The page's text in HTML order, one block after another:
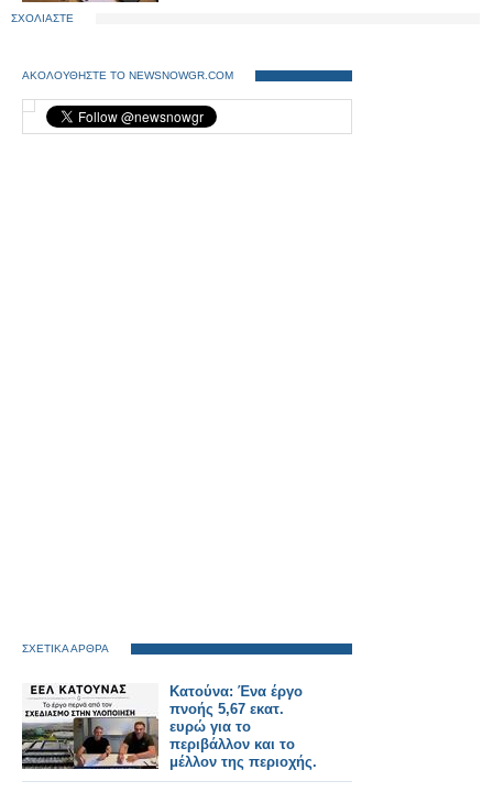
ΣΧΟΛΙΑΣΤΕ
ΑΚΟΛΟΥΘΗΣΤΕ ΤΟ NEWSNOWGR.COM
ΣΧΕΤΙΚΑ ΑΡΘΡΑ
Κατούνα: Ένα έργο
πνοής 5,67 εκατ.
ευρώ για το
περιβάλλον και το
μέλλον της περιοχής.